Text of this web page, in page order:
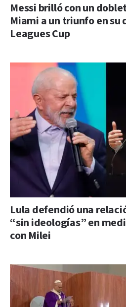
Messi brilló con un
Miami a un triunfo en su
Leagues Cup
Lula defendió una
“sin ideologías” en
con Milei